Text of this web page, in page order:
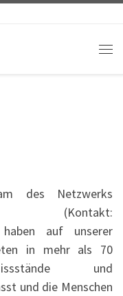
des Netzwerks
(Kontakt:
auf unserer
in mehr als 70
und
und die Menschen